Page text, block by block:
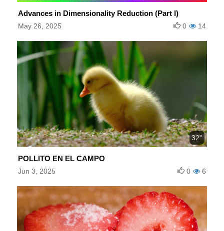
Advances in Dimensionality Reduction (Part I)
May 26, 2025 14
0
32''
POLLITO EN EL CAMPO
Jun 3, 2025 6
0